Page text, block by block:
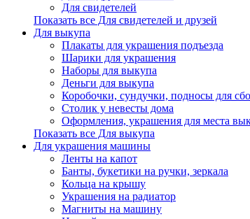
Для свидетелей
Показать все Для свидетелей и друзей
Для выкупа
Плакаты для украшения подъезда
Шарики для украшения
Наборы для выкупа
Деньги для выкупа
Коробочки, сундучки, подносы для
Столик у невесты дома
Оформления, украшения для места
Показать все Для выкупа
Для украшения машины
Ленты на капот
Банты, букетики на ручки, зеркала
Кольца на крышу
Украшения на радиатор
Магниты на машину